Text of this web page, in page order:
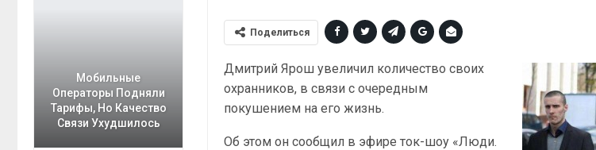
Поделиться
Дмитрий Ярош увеличил количество своих
охранников, в связи с очередным
покушением на его жизнь.
Об этом он сообщил в эфире ток-шоу «Люди.
Мобильные
Операторы Подняли
Тарифы, Но Качество
Связи Ухудшилось